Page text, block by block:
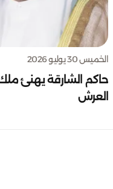
الخميس 30 يوليو 2026
حاكم الشارقة يهنئ
العرش